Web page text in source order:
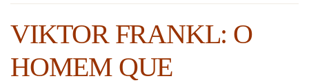
VIKTOR FRANKL: O
HOMEM QUE